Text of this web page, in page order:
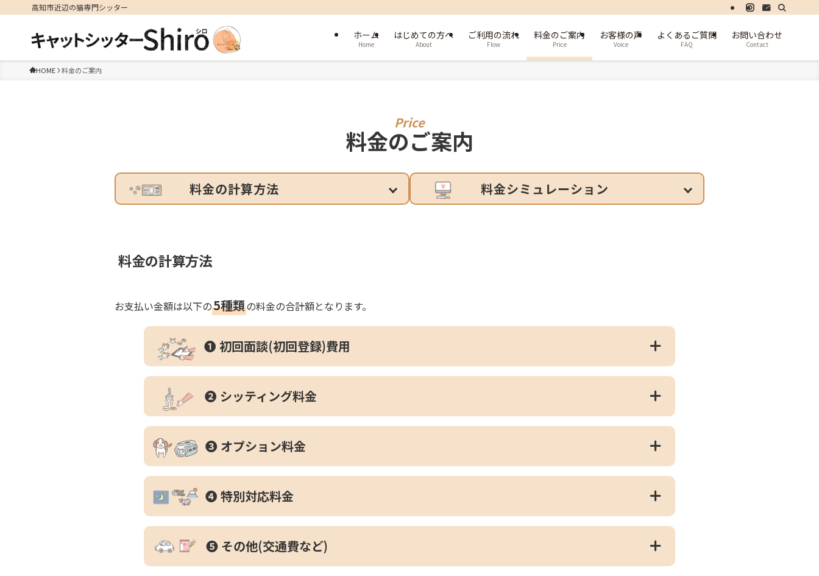
高知市近辺の猫専門シッター
ホーム
Home
はじめての方へ
About
ご利用の流れ
Flow
料金のご案内
Price
お客様の声
Voice
よくあるご質問
FAQ
お問い合わせ
Contact
HOME 料金のご案内
料金のご案内
料金の計算方法 料金シミュレーション
料金の計算方法
お支払い金額は以下の5種類の料金の合計額となります。
❶ 初回面談(初回登録)費用
❷ シッティング料金
❸ オプション料金
❹ 特別対応料金
❺ その他(交通費など)